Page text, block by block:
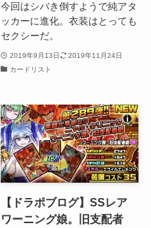
今回はシバき倒すようで純アタ
ッカーに進化。衣装はとっても
セクシーだ。
2019年9月13日
2019年11月24日
カードリスト
【ドラポブログ】SSレア
ワーニング娘。旧支配者